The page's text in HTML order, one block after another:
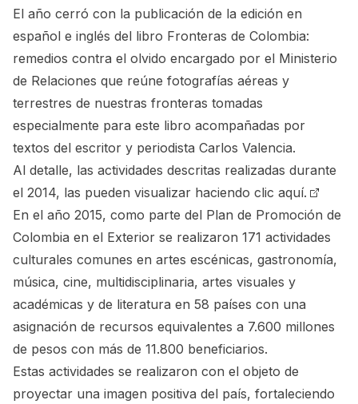
El año cerró con la publicación de la edición en
español e inglés del libro Fronteras de Colombia:
remedios contra el olvido encargado por el Ministerio
de Relaciones que reúne fotografías aéreas y
terrestres de nuestras fronteras tomadas
especialmente para este libro acompañadas por
textos del escritor y periodista Carlos Valencia.
Al detalle, las actividades descritas realizadas durante
el 2014, las pueden visualizar haciendo clic aquí.
En el año 2015, como parte del Plan de Promoción de
Colombia en el Exterior se realizaron 171 actividades
culturales comunes en artes escénicas, gastronomía,
música, cine, multidisciplinaria, artes visuales y
académicas y de literatura en 58 países con una
asignación de recursos equivalentes a 7.600 millones
de pesos con más de 11.800 beneficiarios.
Estas actividades se realizaron con el objeto de
proyectar una imagen positiva del país, fortaleciendo